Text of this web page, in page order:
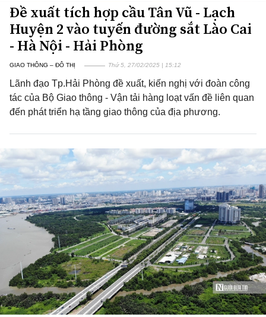
Đề xuất tích hợp cầu Tân Vũ - Lạch
Huyện 2 vào tuyến đường sắt Lào Cai
- Hà Nội - Hải Phòng
GIAO THÔNG – ĐÔ THỊ Thứ 5, 27/02/2025 | 15:12
Lãnh đạo Tp.Hải Phòng đề xuất, kiến nghị với đoàn công
tác của Bộ Giao thông - Vận tải hàng loạt vấn đề liên quan
đến phát triển hạ tầng giao thông của địa phương.